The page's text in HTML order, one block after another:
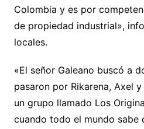
Colombia y es por
de propiedad industrial»,
locales.
«El señor Galeano buscó a
pasaron por Rikarena, Axel
un grupo llamado Los
cuando todo el mundo sabe